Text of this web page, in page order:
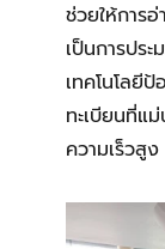
ช่วยให้การอ่
เป็นการปร
เทคโนโลยี
ทะเบียนที่แ
ความเร็วสูง